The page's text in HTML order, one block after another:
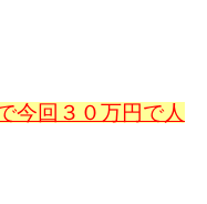
今回３０万円で人